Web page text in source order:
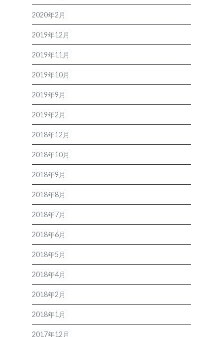
2020年2月
2019年12月
2019年11月
2019年10月
2019年9月
2019年2月
2018年12月
2018年10月
2018年9月
2018年8月
2018年7月
2018年6月
2018年5月
2018年4月
2018年2月
2018年1月
2017年12月